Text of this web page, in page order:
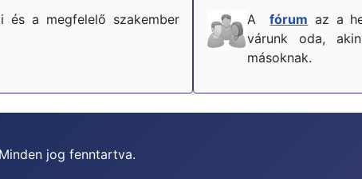
és a megfelelő szakember
Afórum az a
várunk oda,
másoknak.
jog fenntartva.